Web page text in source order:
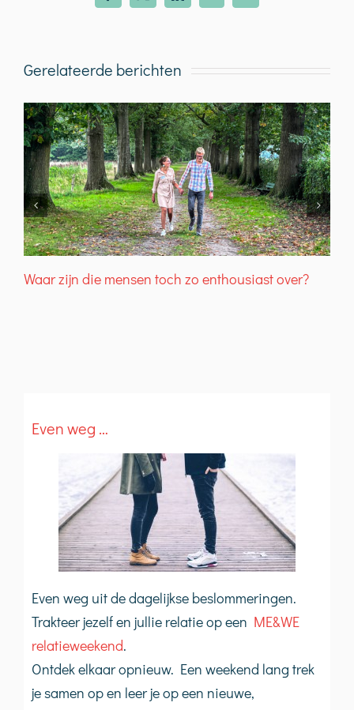
mail
Gerelateerde berichten
Waar zijn die mensen toch zo enthousiast over?
Even weg …
Even weg uit de dagelijkse beslommeringen.
Trakteer jezelf en jullie relatie op een ME&WE
relatieweekend.
Ontdek elkaar opnieuw. Een weekend lang trek
je samen op en leer je op een nieuwe,